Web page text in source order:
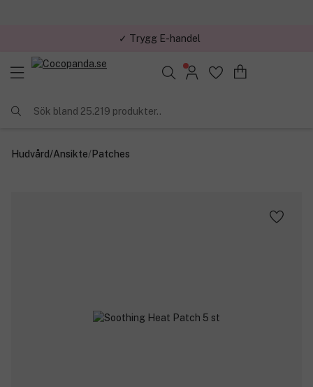
✓ Trygg E-handel
Sök bland 25.219 produkter..
Hudvård/Ansikte/Patches